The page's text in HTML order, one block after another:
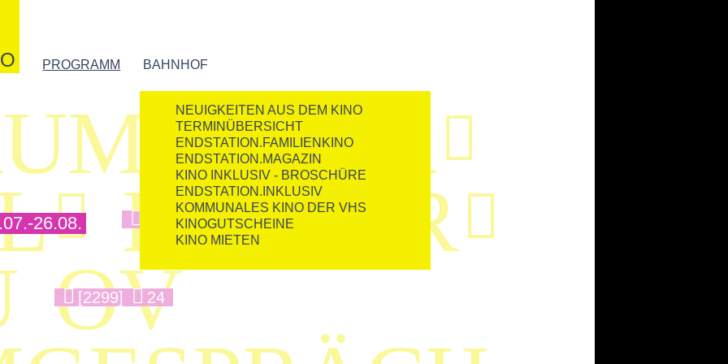
PROGRAMM BAHNHOF
NEUIGKEITEN AUS DEM KINO
TERMINÜBERSICHT
ENDSTATION.FAMILIENKINO
ENDSTATION.MAGAZIN
KINO INKLUSIV - BROSCHÜRE
ENDSTATION.INKLUSIV
KOMMUNALES KINO DER VHS
KINOGUTSCHEINE
KINO MIETEN
26.08.

 KINDER
[1816] 5
OV
[2299] 24